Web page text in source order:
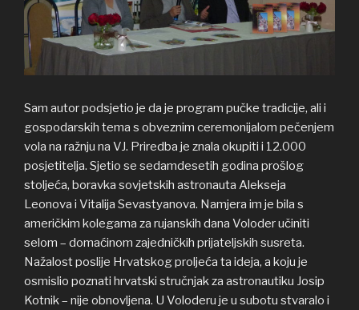
Sam autor podsjetio je da je program pučke tradicije, ali i
gospodarskih tema s obveznim ceremonijalom pečenjem
vola na ražnju na VJ. Priredba je znala okupiti i 12.000
posjetitelja. Sjetio se sedamdesetih godina prošlog
stoljeća, boravka sovjetskih astronauta Alekseja
Leonova i Vitalija Sevastyanova. Namjera im je bila s
američkim kolegama za rujanskih dana Voloder učiniti
selom – domaćinom zajedničkih prijateljskih susreta.
Nažalost poslije Hrvatskog proljeća ta ideja, a koju je
osmislio poznati hrvatski stručnjak za astronautiku Josip
Kotnik – nije obnovljena. U Voloderu je u subotu stvaralo i